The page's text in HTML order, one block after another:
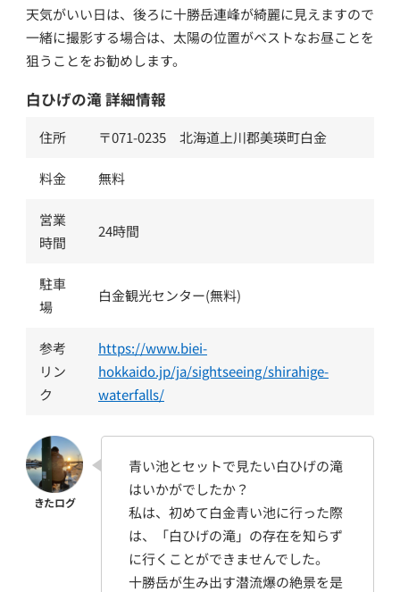
天気がいい日は、後ろに十勝岳連峰が綺麗に見えますので
一緒に撮影する場合は、太陽の位置がベストなお昼ことを
狙うことをお勧めします。
白ひげの滝 詳細情報
住所 〒071-0235 北海道上川郡美瑛町白金
料金 無料
営業
時間
24時間
駐車
場
白金観光センター(無料)
参考
リン
ク
https://www.biei-
hokkaido.jp/ja/sightseeing/shirahige-
waterfalls/
青い池とセットで見たい白ひげの滝
はいかがでしたか？
私は、初めて白金青い池に行った際
は、「白ひげの滝」の存在を知らず
に行くことができませんでした。
十勝岳が生み出す潜流爆の絶景を是